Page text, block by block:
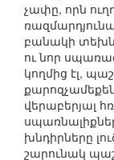
չափը, որն
բանակի
ու նոր
կողմից էլ,
վերաբերյալ
խնդիրները
շարունակ